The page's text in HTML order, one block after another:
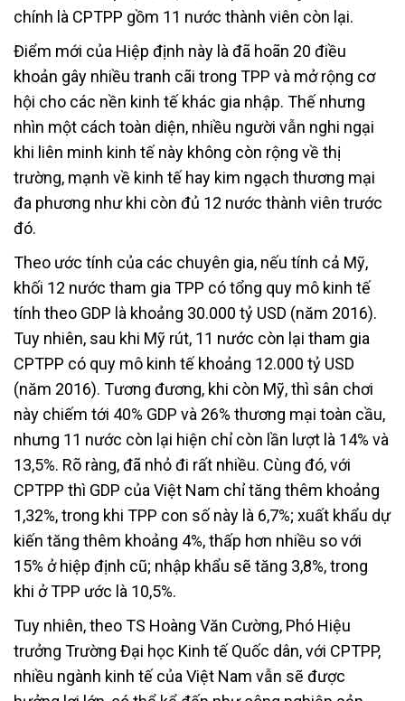
chính là CPTPP gồm 11 nước thành viên còn lại.
Điểm mới của Hiệp định này là đã hoãn 20 điều
khoản gây nhiều tranh cãi trong TPP và mở rộng cơ
hội cho các nền kinh tế khác gia nhập. Thế nhưng
nhìn một cách toàn diện, nhiều người vẫn nghi ngại
khi liên minh kinh tế này không còn rộng về thị
trường, mạnh về kinh tế hay kim ngạch thương mại
đa phương như khi còn đủ 12 nước thành viên trước
đó.
Theo ước tính của các chuyên gia, nếu tính cả Mỹ,
khối 12 nước tham gia TPP có tổng quy mô kinh tế
tính theo GDP là khoảng 30.000 tỷ USD (năm 2016).
Tuy nhiên, sau khi Mỹ rút, 11 nước còn lại tham gia
CPTPP có quy mô kinh tế khoảng 12.000 tỷ USD
(năm 2016). Tương đương, khi còn Mỹ, thì sân chơi
này chiếm tới 40% GDP và 26% thương mại toàn cầu,
nhưng 11 nước còn lại hiện chỉ còn lần lượt là 14% và
13,5%. Rõ ràng, đã nhỏ đi rất nhiều. Cùng đó, với
CPTPP thì GDP của Việt Nam chỉ tăng thêm khoảng
1,32%, trong khi TPP con số này là 6,7%; xuất khẩu dự
kiến tăng thêm khoảng 4%, thấp hơn nhiều so với
15% ở hiệp định cũ; nhập khẩu sẽ tăng 3,8%, trong
khi ở TPP ước là 10,5%.
Tuy nhiên, theo TS Hoàng Văn Cường, Phó Hiệu
trưởng Trường Đại học Kinh tế Quốc dân, với CPTPP,
nhiều ngành kinh tế của Việt Nam vẫn sẽ được